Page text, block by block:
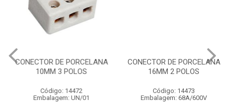
CONECTOR DE PORCELANA
10MM 3 POLOS
Código: 14472
Embalagem: UN/01
CONECTOR DE PORCELANA
16MM 2 POLOS
Código: 14473
Embalagem: 68A/600V